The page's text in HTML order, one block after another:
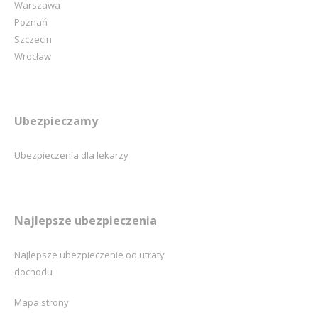
Warszawa
Poznań
Szczecin
Wrocław
Ubezpieczamy
Ubezpieczenia dla lekarzy
Najlepsze ubezpieczenia
Najlepsze ubezpieczenie od utraty
dochodu
Mapa strony